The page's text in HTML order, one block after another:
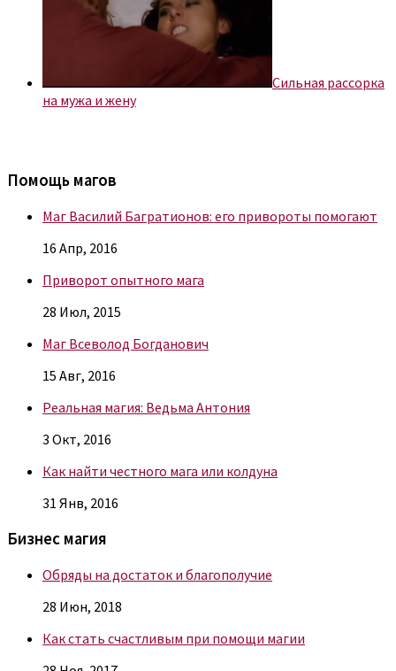
Сильная рассорка
на мужа и жену
Помощь магов
Маг Василий Багратионов: его привороты помогают
16 Апр, 2016
Приворот опытного мага
28 Июл, 2015
Маг Всеволод Богданович
15 Авг, 2016
Реальная магия: Ведьма Антония
3 Окт, 2016
Как найти честного мага или колдуна
31 Янв, 2016
Бизнес магия
Обряды на достаток и благополучие
28 Июн, 2018
Как стать счастливым при помощи магии